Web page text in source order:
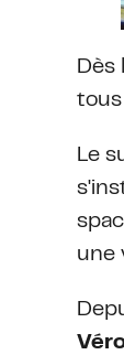
Dès
tous
Le
une